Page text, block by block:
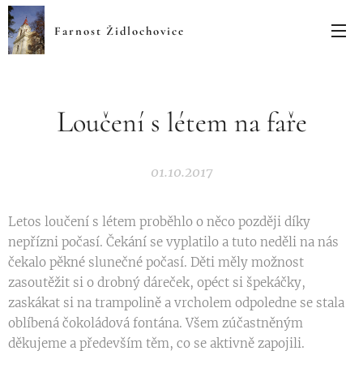
Farnost Židlochovice
Loučení s létem na faře
01.10.2017
Letos loučení s létem proběhlo o něco později díky
nepřízni počasí. Čekání se vyplatilo a tuto neděli na nás
čekalo pěkné slunečné počasí. Děti měly možnost
zasoutěžit si o drobný dáreček, opéct si špekáčky,
zaskákat si na trampolině a vrcholem odpoledne se stala
oblíbená čokoládová fontána. Všem zúčastněným
děkujeme a především těm, co se aktivně zapojili.